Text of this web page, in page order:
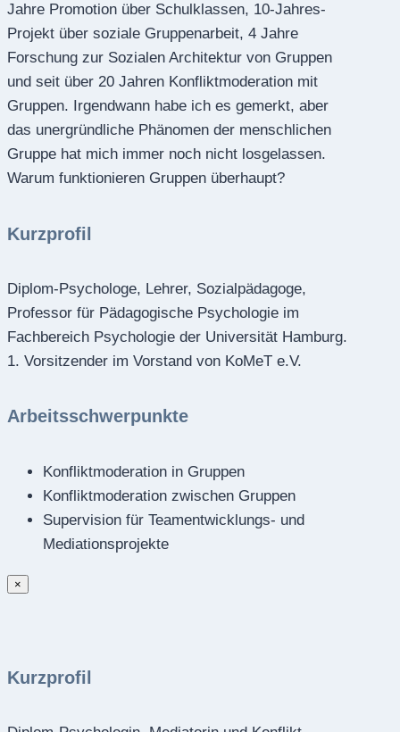
Jahre Promotion über Schulklassen, 10-Jahres-
Projekt über soziale Gruppenarbeit, 4 Jahre
Forschung zur Sozialen Architektur von Gruppen
und seit über 20 Jahren Konfliktmoderation mit
Gruppen. Irgendwann habe ich es gemerkt, aber
das unergründliche Phänomen der menschlichen
Gruppe hat mich immer noch nicht losgelassen.
Warum funktionieren Gruppen überhaupt?
Kurzprofil
Diplom-Psychologe, Lehrer, Sozialpädagoge,
Professor für Pädagogische Psychologie im
Fachbereich Psychologie der Universität Hamburg.
1. Vorsitzender im Vorstand von KoMeT e.V.
Arbeitsschwerpunkte
Konfliktmoderation in Gruppen
Konfliktmoderation zwischen Gruppen
Supervision für Teamentwicklungs- und
Mediationsprojekte
×
Kurzprofil